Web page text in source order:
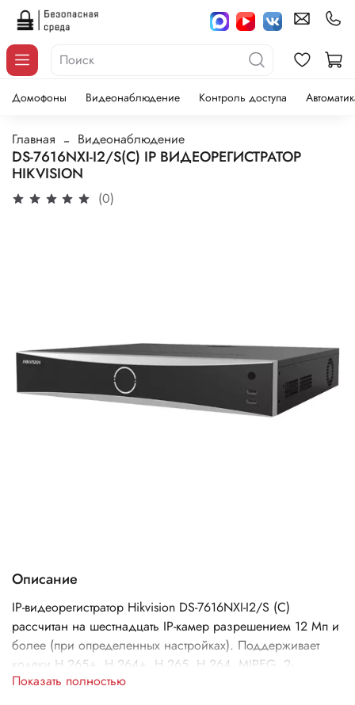
Домофоны Видеонаблюдение Контроль доступа
Главная Видеонаблюдение
DS-7616NXI-I2/S(C) IP ВИДЕОРЕГИСТРАТОР
HIKVISION
(0)
Описание
IP-видеорегистратор Hikvision DS-7616NXI-I2/S (C)
рассчитан на шестнадцать IP-камер разрешением 12 Мп и
более (при определенных настройках). Поддерживает
кодеки H.265+, H.264+, H.265, H.264, MJPEG, 2-
поточность, удаленное подключение (до 128), протоколы
Показать полностью